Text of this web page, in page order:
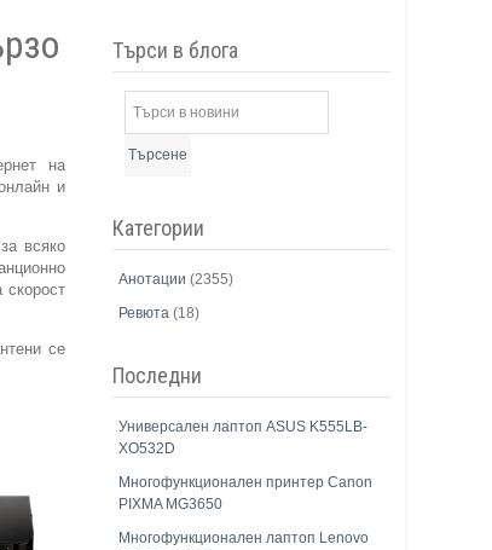
на
и
всяко
скорост
се
Търси в блога
Търсене
Категории
Анотации (2355)
Ревюта (18)
Последни
Универсален лаптоп ASUS K555LB-
XO532D
Многофункционален принтер Canon
PIXMA MG3650
Многофункционален лаптоп Lenovo